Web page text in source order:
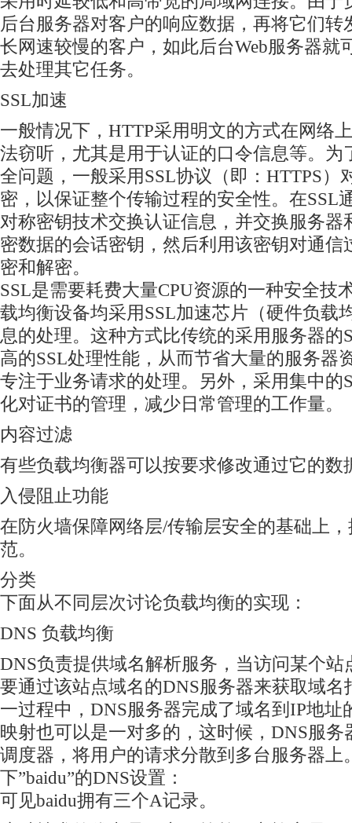
后台服务器对客户的响应数据，再将它们转
长网速较慢的客户，如此后台Web服务器就
去处理其它任务。
SSL加速
一般情况下，HTTP采用明文的方式在网络
法窃听，尤其是用于认证的口令信息等。为
全问题，一般采用SSL协议（即：HTTPS）
密，以保证整个传输过程的安全性。在SSL
对称密钥技术交换认证信息，并交换服务器
密数据的会话密钥，然后利用该密钥对通信
密和解密。
SSL是需要耗费大量CPU资源的一种安全技
载均衡设备均采用SSL加速芯片（硬件负载
息的处理。这种方式比传统的采用服务器的
高的SSL处理性能，从而节省大量的服务器
专注于业务请求的处理。另外，采用集中的
化对证书的管理，减少日常管理的工作量。
内容过滤
有些负载均衡器可以按要求修改通过它的数
入侵阻止功能
在防火墙保障网络层/传输层安全的基础上
范。
分类
下面从不同层次讨论负载均衡的实现：
DNS 负载均衡
DNS负责提供域名解析服务，当访问某个站
要通过该站点域名的DNS服务器来获取域名
一过程中，DNS服务器完成了域名到IP地址
映射也可以是一对多的，这时候，DNS服务
调度器，将用户的请求分散到多台服务器上
下”baidu”的DNS设置：
可见baidu拥有三个A记录。